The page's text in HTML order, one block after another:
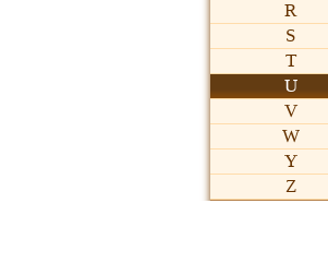
R
S
T
U
V
W
Y
Z